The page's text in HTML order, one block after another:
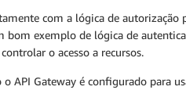
com a lógica de
exemplo de lógica de
o acesso a recursos.
Gateway é configurado para